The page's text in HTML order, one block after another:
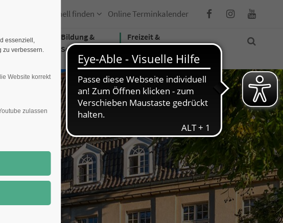
Schnell finden Online Terminkalender
&
Bildung &
Soziales
Freizeit &
essenziell,
zu verbessern.
Website korrekt
zulassen